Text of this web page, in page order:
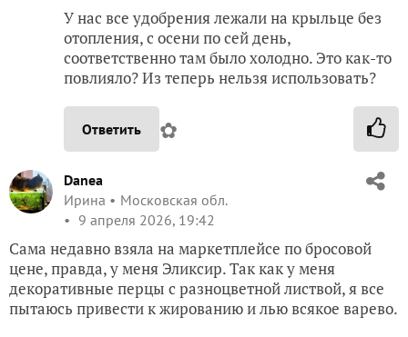
У нас все удобрения лежали на крыльце без
отопления, с осени по сей день,
соответственно там было холодно. Это как-то
повлияло? Из теперь нельзя использовать?
Ответить ✿
Danea
Ирина
Московская обл.
9 апреля 2026, 19:42
Сама недавно взяла на маркетплейсе по бросовой
цене, правда, у меня Эликсир. Так как у меня
декоративные перцы с разноцветной листвой, я все
пытаюсь привести к жированию и лью всякое варево.